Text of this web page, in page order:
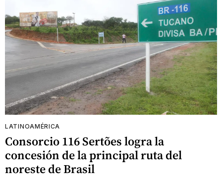
LATINOAMÉRICA
Consorcio 116 Sertões logra la
concesión de la principal ruta del
noreste de Brasil